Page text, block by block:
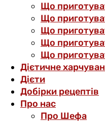
Що
Що
Що
Що
Що
Дієтичне
Дієти
Добірки рецептів
Про нас
Про Шефа